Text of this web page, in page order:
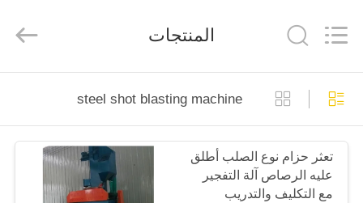
منزل،
بيت
منتجات
Co.,
Ltd..
Reserved.
ECER
المنتجات
steel shot blasting machine
تعثر حزام نوع الصلب أطلق
عليه الرصاص آلة التفجير
مع التكليف والتدريب